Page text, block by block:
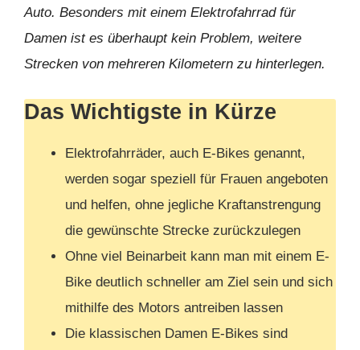
Auto. Besonders mit einem Elektrofahrrad für
Damen ist es überhaupt kein Problem, weitere
Strecken von mehreren Kilometern zu hinterlegen.
Das Wichtigste in Kürze
Elektrofahrräder, auch E-Bikes genannt,
werden sogar speziell für Frauen angeboten
und helfen, ohne jegliche Kraftanstrengung
die gewünschte Strecke zurückzulegen
Ohne viel Beinarbeit kann man mit einem E-
Bike deutlich schneller am Ziel sein und sich
mithilfe des Motors antreiben lassen
Die klassischen Damen E-Bikes sind